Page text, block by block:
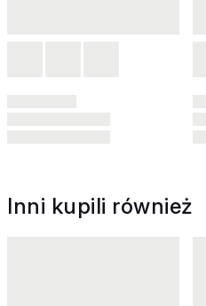
Inni kupili również